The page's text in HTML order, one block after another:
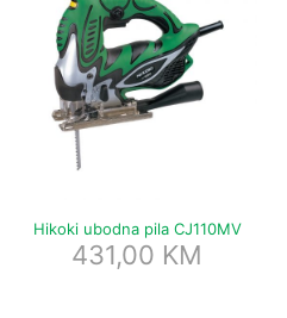
Hikoki ubodna pila CJ110MV
431,00 KM